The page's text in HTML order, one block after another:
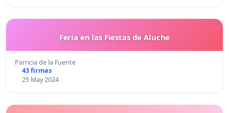
Feria en las Fiestas de Aluche
Parricia de la Fuente
43 firmas
25 May 2024